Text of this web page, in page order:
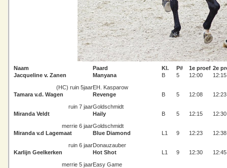
Naam Paard Kl. P# 1e proef 2e
Jacqueline v. Zanen
Manyana B 5 12:00
12:15
(HC) ruin 5jaarEH. Kasparow
Tamara v.d. Wagen
Revenge B 5 12:08
12:23
ruin 7 jaarGoldschmidt
Miranda Veldt
Haily B 5 12:15
12:30
merrie 6 jaarGoldschmidt
Miranda v.d Lagemaat
Blue Diamond L1 9 12:23
12:38
ruin 6 jaarDonauzauber
Karlijn Geelkerken
Hot Shot L1 9 12:30
12:45
merrie 5 jaarEasy Game